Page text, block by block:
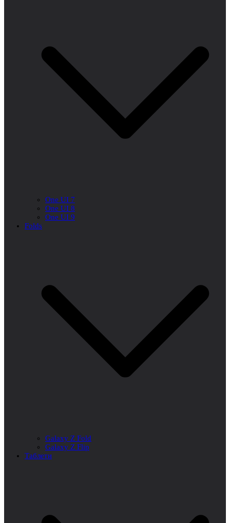
One UI 7
One UI 8
One UI 9
Folds
Galaxy Z Fold
Galaxy Z Flip
Таблети